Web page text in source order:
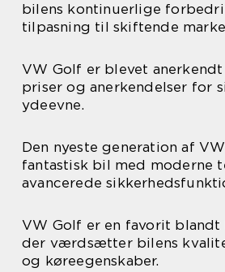
bilens kontinuerlige
tilpasning til skiftende
VW Golf er blevet
priser og anerkendelser for
ydeevne.
Den nyeste generation af
fantastisk bil med moderne
avancerede
VW Golf er en favorit blandt
der værdsætter bilens
og køreegenskaber.